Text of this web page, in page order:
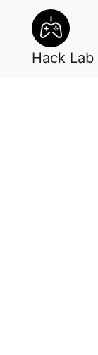
Hack Lab